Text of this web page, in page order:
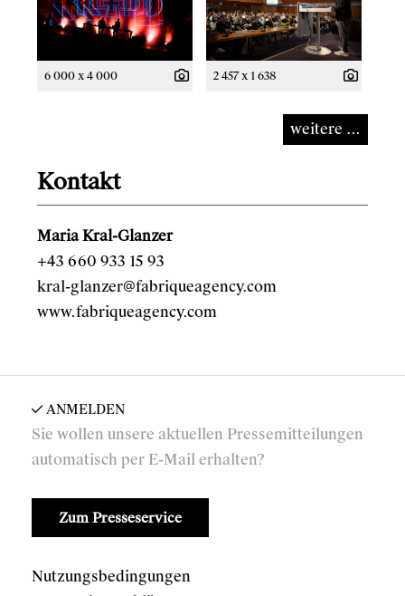
6 000 x 4 000 2 457 x 1 638
weitere ...
Kontakt
Maria Kral-Glanzer
+43 660 933 15 93
kral-glanzer@fabriqueagency.com
www.fabriqueagency.com
ANMELDEN
Sie wollen unsere aktuellen Pressemitteilungen
automatisch per E-Mail erhalten?
Zum Presseservice
Nutzungsbedingungen